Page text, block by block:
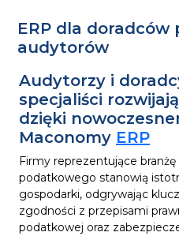
ERP dla
audytorów
Audytorzy i
specjaliści
dzięki
Maconomy ERP
Firmy reprezentujące
podatkowego stanowią
gospodarki, odgrywając
zgodności z przepisami
podatkowej oraz